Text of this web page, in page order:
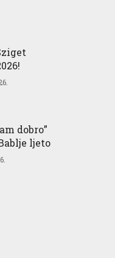
dobro”
ljeto
People